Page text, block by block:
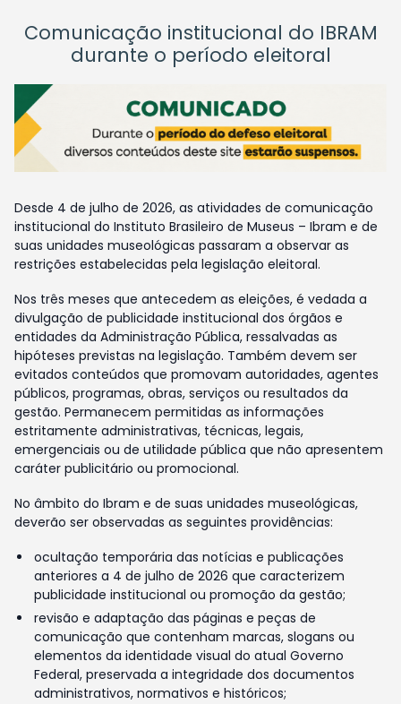
Comunicação institucional do IBRAM
durante o período eleitoral
Desde 4 de julho de 2026, as atividades de comunicação
institucional do Instituto Brasileiro de Museus – Ibram e de
suas unidades museológicas passaram a observar as
restrições estabelecidas pela legislação eleitoral.
Nos três meses que antecedem as eleições, é vedada a
divulgação de publicidade institucional dos órgãos e
entidades da Administração Pública, ressalvadas as
hipóteses previstas na legislação. Também devem ser
evitados conteúdos que promovam autoridades, agentes
públicos, programas, obras, serviços ou resultados da
gestão. Permanecem permitidas as informações
estritamente administrativas, técnicas, legais,
emergenciais ou de utilidade pública que não apresentem
caráter publicitário ou promocional.
No âmbito do Ibram e de suas unidades museológicas,
deverão ser observadas as seguintes providências:
ocultação temporária das notícias e publicações
anteriores a 4 de julho de 2026 que caracterizem
publicidade institucional ou promoção da gestão;
revisão e adaptação das páginas e peças de
comunicação que contenham marcas, slogans ou
elementos da identidade visual do atual Governo
Federal, preservada a integridade dos documentos
administrativos, normativos e históricos;